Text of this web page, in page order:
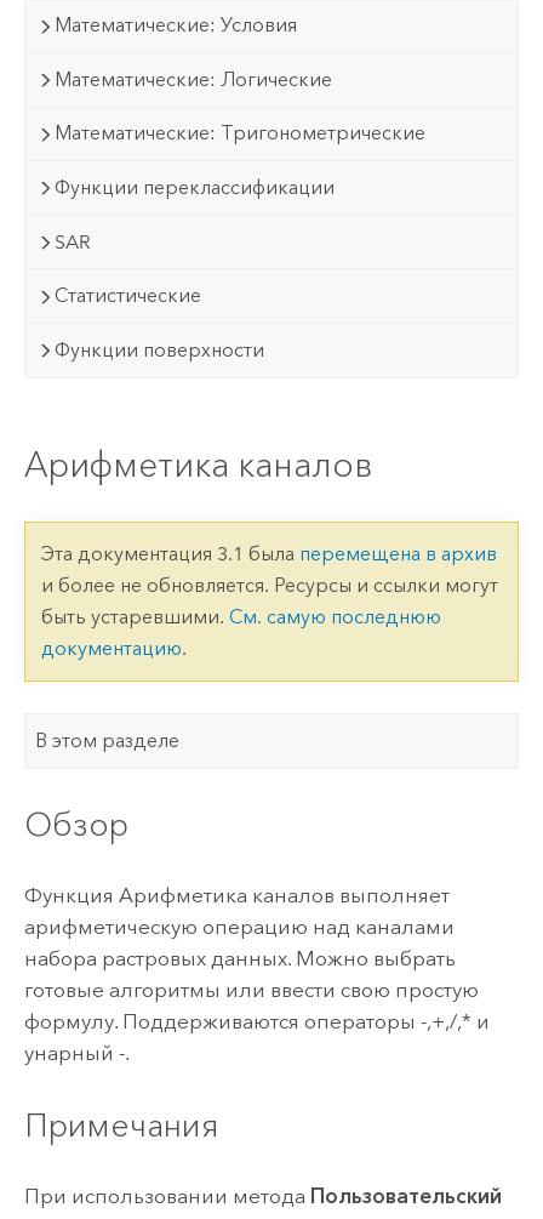
Математические: Условия
Математические: Логические
Математические: Тригонометрические
Функции переклассификации
SAR
Статистические
Функции поверхности
Арифметика каналов
Эта документация 3.1 была перемещена в архив
и более не обновляется. Ресурсы и ссылки могут
быть устаревшими. См. самую последнюю
документацию.
В этом разделе
Обзор
Функция Арифметика каналов выполняет
арифметическую операцию над каналами
набора растровых данных. Можно выбрать
готовые алгоритмы или ввести свою простую
формулу. Поддерживаются операторы -,+,/,* и
унарный -.
Примечания
При использовании метода Пользовательский